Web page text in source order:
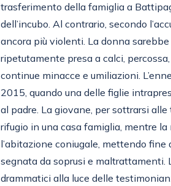
trasferimento della famiglia a
dell’incubo. Al contrario, secondo
ancora più violenti. La donna
ripetutamente presa a calci,
continue minacce e umiliazioni.
2015, quando una delle figlie
al padre. La giovane, per sottrarsi
rifugio in una casa famiglia, mentre
l’abitazione coniugale, mettendo fine
segnata da soprusi e maltrattamenti.
drammatici alla luce delle